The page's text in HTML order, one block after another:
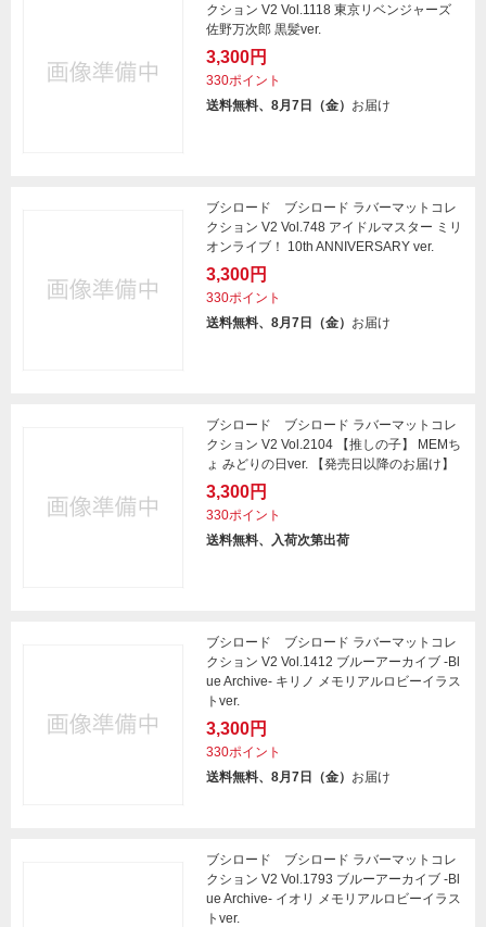
クション V2 Vol.1118 東京リベンジャーズ
佐野万次郎 黒髪ver.
3,300円
330ポイント
送料無料、8月7日（金） お届け
ブシロード ブシロード ラバーマットコレ
クション V2 Vol.748 アイドルマスター ミリ
オンライブ！ 10th ANNIVERSARY ver.
3,300円
330ポイント
送料無料、8月7日（金） お届け
ブシロード ブシロード ラバーマットコレ
クション V2 Vol.2104 【推しの子】 MEMち
ょ みどりの日ver. 【発売日以降のお届け】
3,300円
330ポイント
送料無料、入荷次第出荷
ブシロード ブシロード ラバーマットコレ
クション V2 Vol.1412 ブルーアーカイブ -Bl
ue Archive- キリノ メモリアルロビーイラス
トver.
3,300円
330ポイント
送料無料、8月7日（金） お届け
ブシロード ブシロード ラバーマットコレ
クション V2 Vol.1793 ブルーアーカイブ -Bl
ue Archive- イオリ メモリアルロビーイラス
トver.